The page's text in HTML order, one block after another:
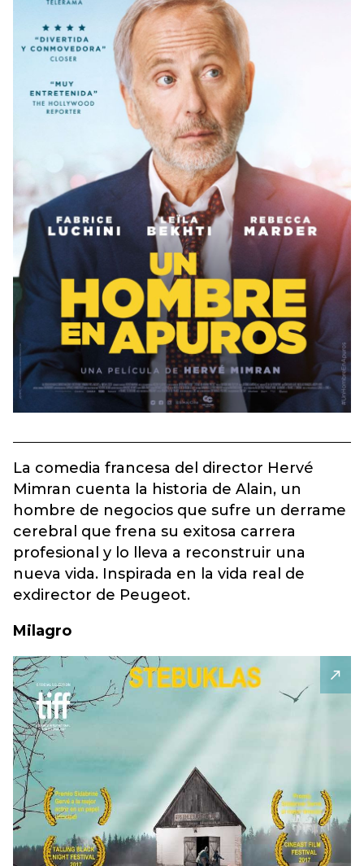
La comedia francesa del director Hervé
Mimran cuenta la historia de Alain, un
hombre de negocios que sufre un derrame
cerebral que frena su exitosa carrera
profesional y lo lleva a reconstruir una
nueva vida. Inspirada en la vida real de
exdirector de Peugeot.
Milagro